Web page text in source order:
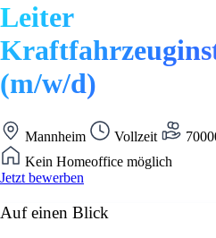
Leiter
(m/w/d)
Mannheim Vollzeit
Kein Homeoffice möglich
Jetzt bewerben
Auf einen Blick